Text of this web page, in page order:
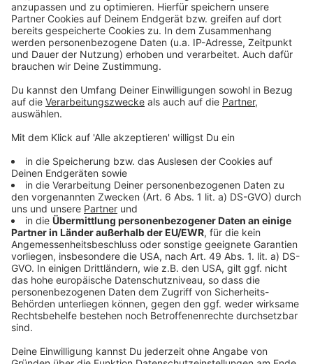
Leben verändern will – egal ob finanziell, beruflich
oder persönlich – muss zuerst lernen, sich selbst die
Erlaubnis dazu zu geben.
Manchmal beginnt alles mit einem einfachen Nein.
gehen, obwohl der alte vertraut ist.
„For Life – Wahre Werte“ heißt, Menschen zu
bestärken, nicht nur nachzudenken, sondern auch
zu handeln. Diese Folge ist ein Weckruf an alle, die
schon lange spüren, dass mehr möglich ist – aber
noch festhängen.
Ein Nein schützt dich.
Ein Neubeginn stärkt dich.
Und beides ist ein Zeichen von Selbstwert, nicht von
Schwäche.
Eine Folge, die motiviert, wachrüttelt und Mut
macht – genau passend für die Zeit, in der
Veränderung überall spürbar ist.